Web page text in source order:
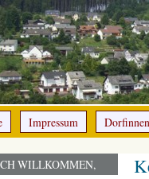
Impressum
WILLKOMMEN,